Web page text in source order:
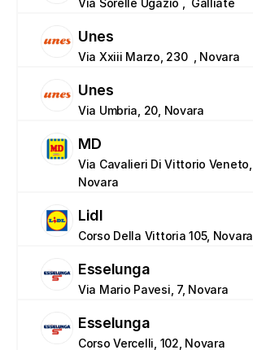
Via Sorelle Ugazio ,  Galliate
Unes
Via Xxiii Marzo, 230  , Novara
Unes
Via Umbria, 20, Novara
MD
Via Cavalieri Di Vittorio Veneto,
Novara
Lidl
Corso Della Vittoria 105, Novara
Esselunga
Via Mario Pavesi, 7, Novara
Esselunga
Corso Vercelli, 102, Novara